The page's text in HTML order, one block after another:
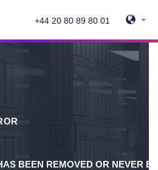
+44 20 80 89 80 01
BEEN REMOVED OR NEVER